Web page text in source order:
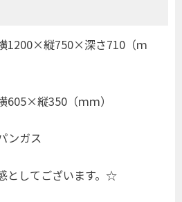
縦750×深さ710（ｍ
縦350（ｍｍ）
ガス
してございます。☆